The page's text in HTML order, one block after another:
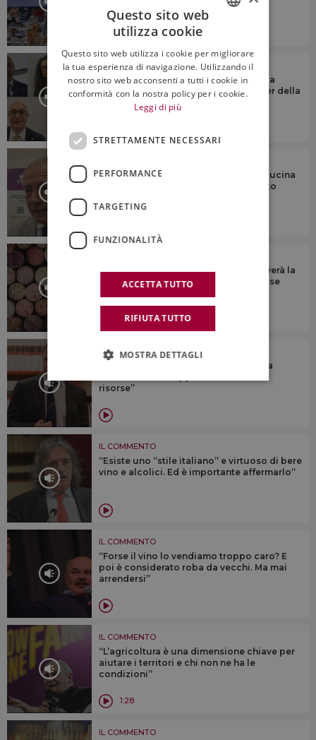
6:23
IL COMMENTO
Tendenze, presente e futuro del vino a
scaffale in Italia, con le insegne leader della
“Il fascino di vino, agroalimentare e cucina
italiani vince anche il difficile contesto
“Il vino italiano, come in passato, troverà la
spinta innovativa per superare una fase
IL COMMENTO
“Sul vino oggi pesano tanti fattori, ma
continuiamo a supportarlo con tante
risorse”
IL COMMENTO
“Esiste uno “stile italiano” e virtuoso di bere
vino e alcolici. Ed è importante affermarlo”
IL COMMENTO
“Forse il vino lo vendiamo troppo caro? E
poi è considerato roba da vecchi. Ma mai
arrendersi”
IL COMMENTO
“L’agricoltura è una dimensione chiave per
aiutare i territori e chi non ne ha le
condizioni”
1:28
IL COMMENTO
ENGLISH
Questo sito web
utilizza cookie
Questo sito web utilizza i cookie per migliorare
la tua esperienza di navigazione. Utilizzando il
nostro sito web acconsenti a tutti i cookie in
conformità con la nostra policy per i cookie.
Leggi di più
STRETTAMENTE NECESSARI
PERFORMANCE
TARGETING
FUNZIONALITÀ
ACCETTA TUTTO
RIFIUTA TUTTO
MOSTRA DETTAGLI